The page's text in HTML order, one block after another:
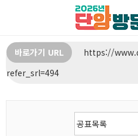
바로가기 URL
https://
refer_srl=494